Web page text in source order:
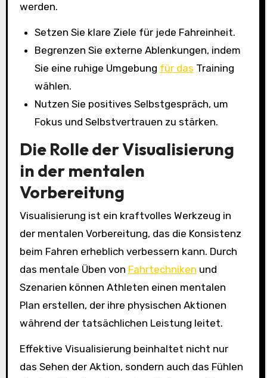
werden.
Setzen Sie klare Ziele für jede Fahreinheit.
Begrenzen Sie externe Ablenkungen, indem
Sie eine ruhige Umgebung für das Training
wählen.
Nutzen Sie positives Selbstgespräch, um
Fokus und Selbstvertrauen zu stärken.
Die Rolle der Visualisierung
in der mentalen
Vorbereitung
Visualisierung ist ein kraftvolles Werkzeug in
der mentalen Vorbereitung, das die Konsistenz
beim Fahren erheblich verbessern kann. Durch
das mentale Üben von Fahrtechniken und
Szenarien können Athleten einen mentalen
Plan erstellen, der ihre physischen Aktionen
während der tatsächlichen Leistung leitet.
Effektive Visualisierung beinhaltet nicht nur
das Sehen der Aktion, sondern auch das Fühlen